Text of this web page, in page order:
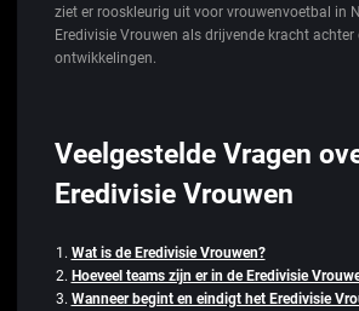
ziet er rooskleurig uit voor vrouwenvoetbal in
Eredivisie Vrouwen als drijvende kracht achter
ontwikkelingen.
Veelgestelde Vragen
Eredivisie Vrouwen
Wat is de Eredivisie Vrouwen?
Hoeveel teams zijn er in de Eredivisie
Wanneer begint en eindigt het Eredivisie